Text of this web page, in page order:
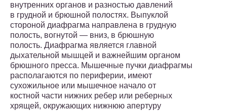
внутренних органов и разностью давлений
в грудной и брюшной полостях. Выпуклой
стороной диафрагма направлена в грудную
полость, вогнутой — вниз, в брюшную
полость. Диаф­рагма является главной
дыхательной мышцей и важнейшим ор­ганом
брюшного пресса. Мышечные пучки диафрагмы
распола­гаются по периферии, имеют
сухожильное или мышечное начало от
костной части нижних ребер или реберных
хрящей, окружаю­щих нижнюю апертуру